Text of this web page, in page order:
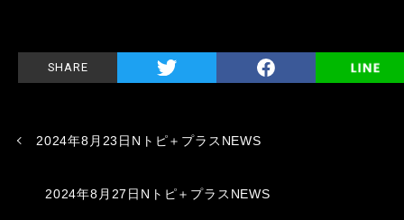
SHARE
2024年8月23日Nトピ＋プラスNEWS
2024年8月27日Nトピ＋プラスNEWS